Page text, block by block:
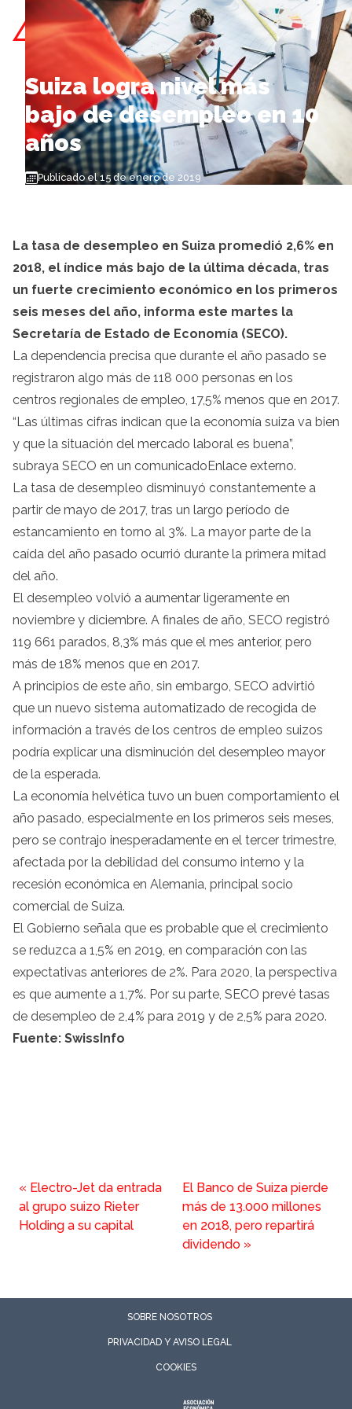
Skip to content
Suiza logra nivel más
bajo de desempleo en 10
años
Publicado el 15 de enero de 2019
La tasa de desempleo en Suiza promedió 2,6% en
2018, el índice más bajo de la última década, tras
un fuerte crecimiento económico en los primeros
seis meses del año, informa este martes la
Secretaría de Estado de Economía (SECO).
La dependencia precisa que durante el año pasado se
registraron algo más de 118 000 personas en los
centros regionales de empleo, 17,5% menos que en 2017.
“Las últimas cifras indican que la economía suiza va bien
y que la situación del mercado laboral es buena”,
subraya SECO en un comunicadoEnlace externo.
La tasa de desempleo disminuyó constantemente a
partir de mayo de 2017, tras un largo período de
estancamiento en torno al 3%. La mayor parte de la
caída del año pasado ocurrió durante la primera mitad
del año.
El desempleo volvió a aumentar ligeramente en
noviembre y diciembre. A finales de año, SECO registró
119 661 parados, 8,3% más que el mes anterior, pero
más de 18% menos que en 2017.
A principios de este año, sin embargo, SECO advirtió
que un nuevo sistema automatizado de recogida de
información a través de los centros de empleo suizos
podría explicar una disminución del desempleo mayor
de la esperada.
La economía helvética tuvo un buen comportamiento el
año pasado, especialmente en los primeros seis meses,
pero se contrajo inesperadamente en el tercer trimestre,
afectada por la debilidad del consumo interno y la
recesión económica en Alemania, principal socio
comercial de Suiza.
El Gobierno señala que es probable que el crecimiento
se reduzca a 1,5% en 2019, en comparación con las
expectativas anteriores de 2%. Para 2020, la perspectiva
es que aumente a 1,7%. Por su parte, SECO prevé tasas
de desempleo de 2,4% para 2019 y de 2,5% para 2020.
Fuente: SwissInfo
« Electro-Jet da entrada
al grupo suizo Rieter
Holding a su capital
El Banco de Suiza pierde
más de 13.000 millones
en 2018, pero repartirá
dividendo »
SOBRE NOSOTROS
PRIVACIDAD Y AVISO LEGAL
COOKIES